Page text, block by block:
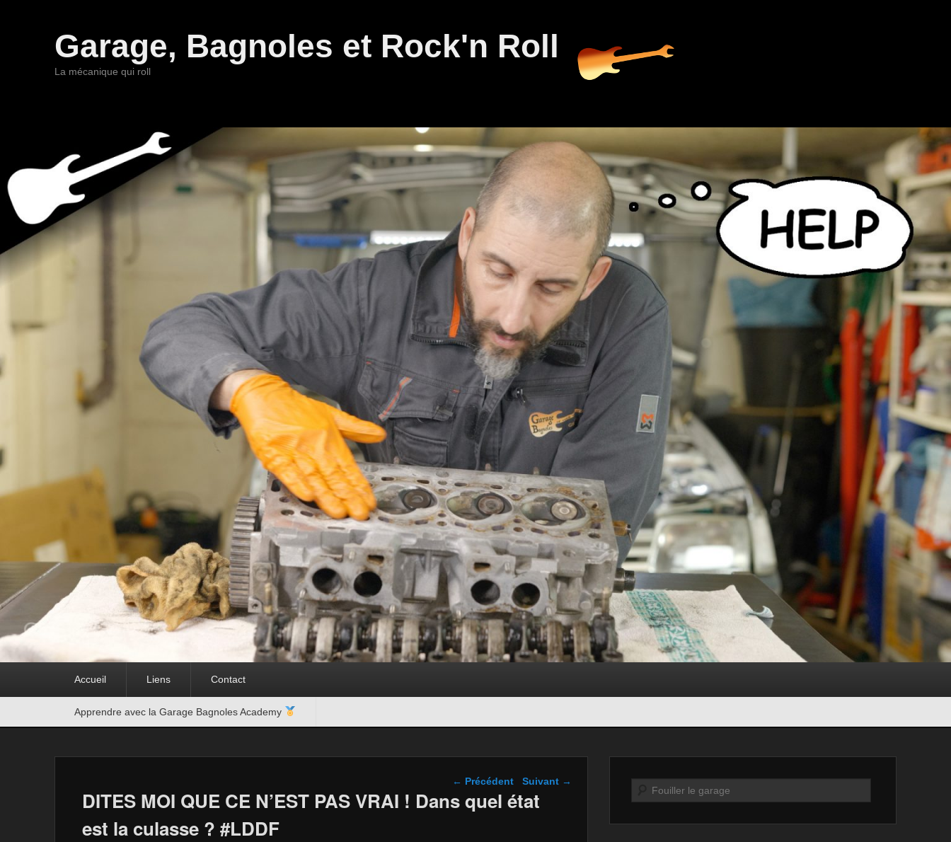
Garage, Bagnoles et Rock'n Roll
La mécanique qui roll
Accueil Liens Contact
Apprendre avec la Garage Bagnoles Academy
Navigation dans les
articles
← Précédent Suivant →
DITES MOI QUE CE N’EST PAS VRAI ! Dans quel état
est la culasse ? #LDDF
Recherche